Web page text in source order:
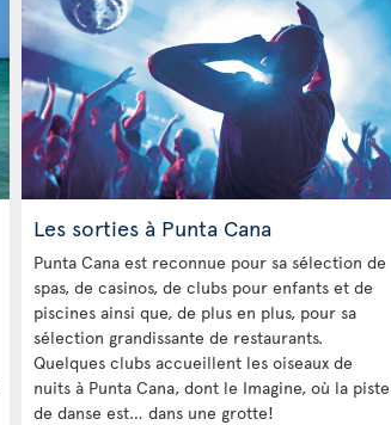
Les sorties à Punta Cana
Punta Cana est reconnue pour sa sélection de
spas, de casinos, de clubs pour enfants et de
piscines ainsi que, de plus en plus, pour sa
sélection grandissante de restaurants.
Quelques clubs accueillent les oiseaux de
nuits à Punta Cana, dont le Imagine, où la piste
de danse est… dans une grotte!